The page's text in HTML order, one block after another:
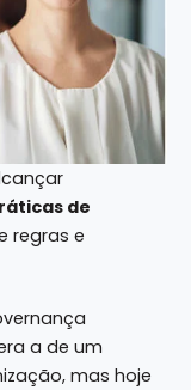
de
regras e
a de um
mas hoje